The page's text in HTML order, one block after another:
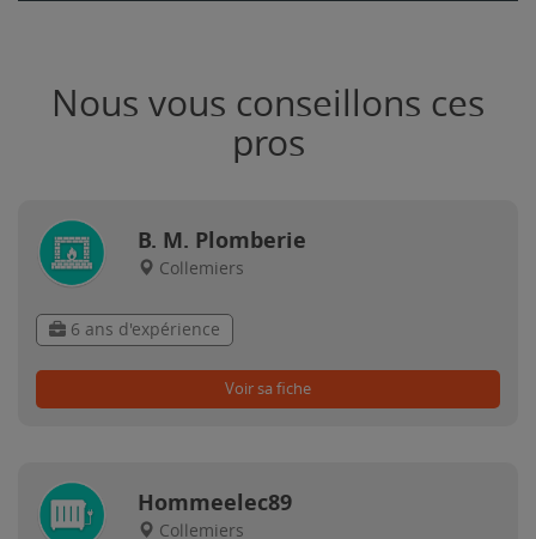
Nous vous conseillons ces
pros
B. M. Plomberie
Collemiers
6 ans d'expérience
Voir sa fiche
Hommeelec89
Collemiers